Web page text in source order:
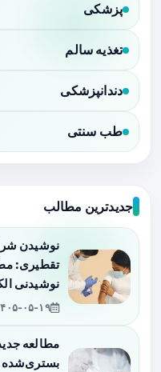
پزشکی
تغذیه سالم
دندانپزشکی
طب سنتی
جدیدترین مطالب
نوشیدن
تقطیری:
نوشیدنی
۱۴۰۵-۰۵-
بستری‌شده